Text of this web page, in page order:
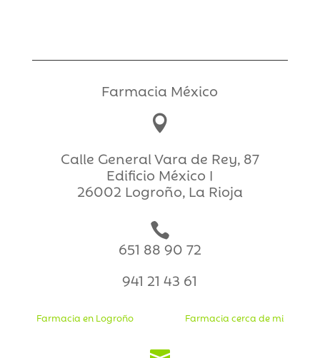
Farmacia México

Calle General Vara de Rey, 87
Edificio México I
26002 Logroño, La Rioja

651 88 90 72
941 21 43 61
Farmacia en Logroño Farmacia cerca de mi